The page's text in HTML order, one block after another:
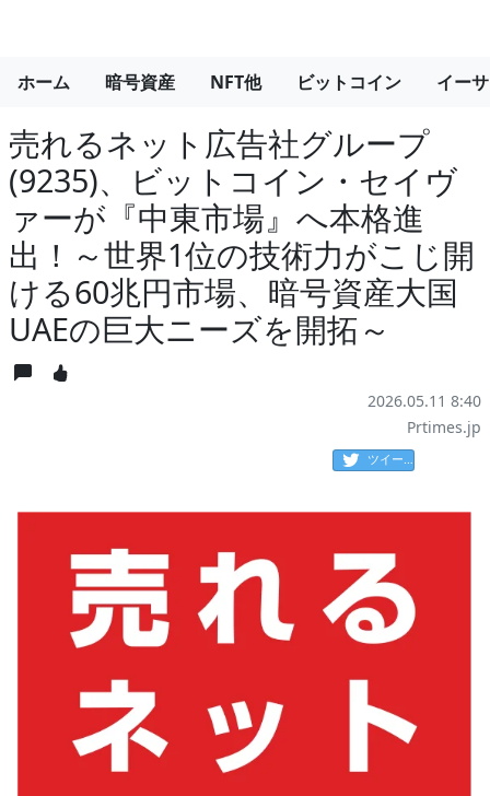
ホーム 暗号資産 NFT他 ビットコイン イー
売れるネット広告社グループ
(9235)、ビットコイン・セイヴ
ァーが『中東市場』へ本格進
出！～世界1位の技術力がこじ開
ける60兆円市場、暗号資産大国
UAEの巨大ニーズを開拓～
2026.05.11 8:40
Prtimes.jp
ツイート